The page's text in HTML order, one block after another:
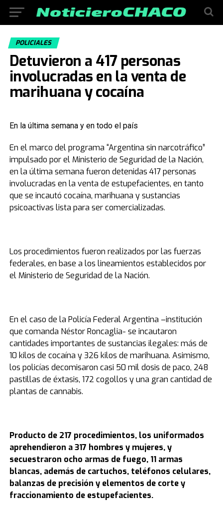
POLICIALES
Detuvieron a 417 personas
involucradas en la venta de
marihuana y cocaína
En la última semana y en todo el país
En el marco del programa “Argentina sin narcotráfico”
impulsado por el Ministerio de Seguridad de la Nación,
en la última semana fueron detenidas 417 personas
involucradas en la venta de estupefacientes, en tanto
que se incautó cocaína, marihuana y sustancias
psicoactivas lista para ser comercializadas.
Los procedimientos fueron realizados por las fuerzas
federales, en base a los lineamientos establecidos por
el Ministerio de Seguridad de la Nación.
En el caso de la Policía Federal Argentina –institución
que comanda Néstor Roncaglia- se incautaron
cantidades importantes de sustancias ilegales: más de
10 kilos de cocaína y 326 kilos de marihuana. Asimismo,
los policías decomisaron casi 50 mil dosis de paco, 248
pastillas de éxtasis, 172 cogollos y una gran cantidad de
plantas de cannabis.
Producto de 217 procedimientos, los uniformados
aprehendieron a 317 hombres y mujeres, y
secuestraron ocho armas de fuego, 11 armas
blancas, además de cartuchos, teléfonos celulares,
balanzas de precisión y elementos de corte y
fraccionamiento de estupefacientes.